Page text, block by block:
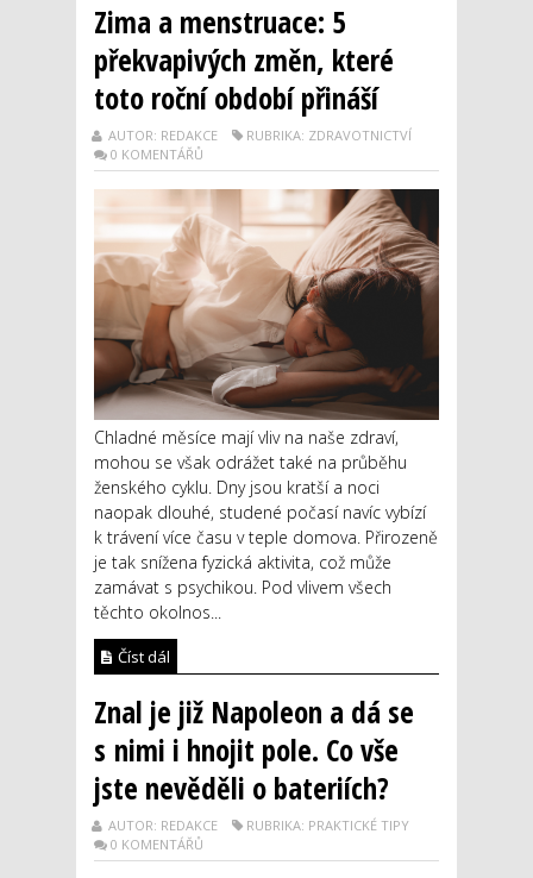
Zima a menstruace: 5
překvapivých změn, které
toto roční období přináší
AUTOR: REDAKCE
RUBRIKA: ZDRAVOTNICTVÍ
0 KOMENTÁŘŮ
Chladné měsíce mají vliv na naše zdraví,
mohou se však odrážet také na průběhu
ženského cyklu. Dny jsou kratší a noci
naopak dlouhé, studené počasí navíc vybízí
k trávení více času v teple domova. Přirozeně
je tak snížena fyzická aktivita, což může
zamávat s psychikou. Pod vlivem všech
těchto okolnos...
Číst dál
Znal je již Napoleon a dá se
s nimi i hnojit pole. Co vše
jste nevěděli o bateriích?
AUTOR: REDAKCE
RUBRIKA: PRAKTICKÉ TIPY
0 KOMENTÁŘŮ